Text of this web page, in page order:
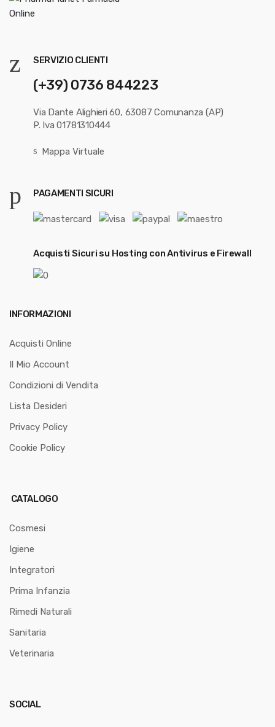
SERVIZIO CLIENTI
(+39) 0736 844223
Via Dante Alighieri 60, 63087 Comunanza (AP)
P. Iva 01781310444
Mappa Virtuale
PAGAMENTI SICURI
Acquisti Sicuri su Hosting con Antivirus e Firewall
INFORMAZIONI
Acquisti Online
Il Mio Account
Condizioni di Vendita
Lista Desideri
Privacy Policy
Cookie Policy
CATALOGO
Cosmesi
Igiene
Integratori
Prima Infanzia
Rimedi Naturali
Sanitaria
Veterinaria
SOCIAL